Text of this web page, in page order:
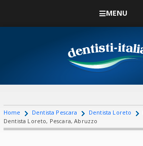
MENU
Home Dentista Pescara Dentista Loreto
Dentista Loreto, Pescara, Abruzzo